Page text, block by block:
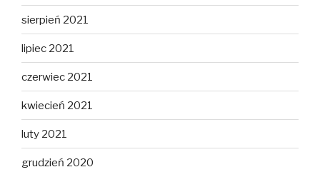
sierpień 2021
lipiec 2021
czerwiec 2021
kwiecień 2021
luty 2021
grudzień 2020